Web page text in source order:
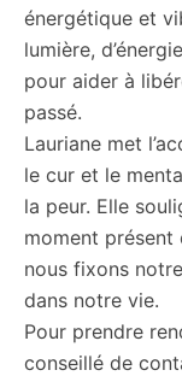
énergétique et
lumière,
pour aider à
passé.
Lauriane met
le cur et le
la peur. Elle
moment
nous fixons
dans notre vie.
Pour prendre
conseillé de